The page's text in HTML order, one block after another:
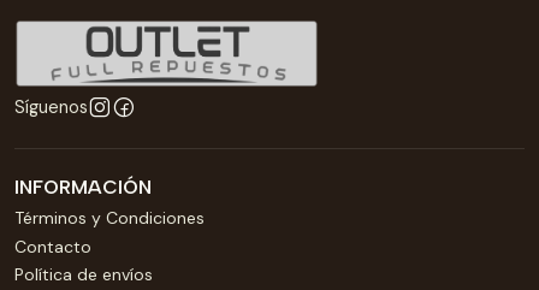
Síguenos
INFORMACIÓN
Términos y Condiciones
Contacto
Política de envíos